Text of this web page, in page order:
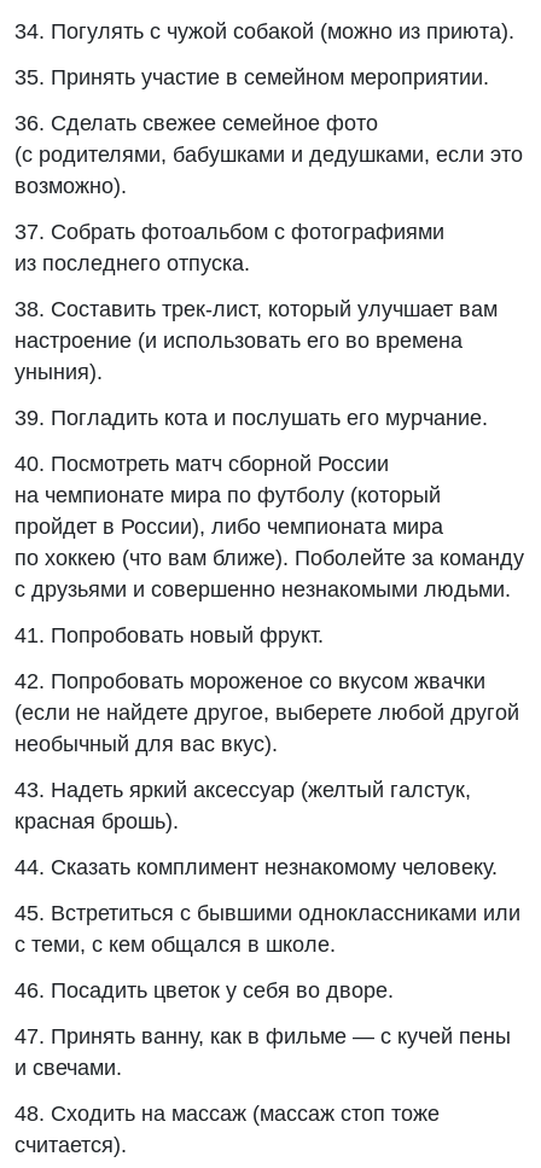
34. Погулять с чужой собакой (можно из приюта).
35. Принять участие в семейном мероприятии.
36. Сделать свежее семейное фото
(с родителями, бабушками и дедушками, если это
возможно).
37. Собрать фотоальбом с фотографиями
из последнего отпуска.
38. Составить трек-лист, который улучшает вам
настроение (и использовать его во времена
уныния).
39. Погладить кота и послушать его мурчание.
40. Посмотреть матч сборной России
на чемпионате мира по футболу (который
пройдет в России), либо чемпионата мира
по хоккею (что вам ближе). Поболейте за команду
с друзьями и совершенно незнакомыми людьми.
41. Попробовать новый фрукт.
42. Попробовать мороженое со вкусом жвачки
(если не найдете другое, выберете любой другой
необычный для вас вкус).
43. Надеть яркий аксессуар (желтый галстук,
красная брошь).
44. Сказать комплимент незнакомому человеку.
45. Встретиться с бывшими одноклассниками или
с теми, с кем общался в школе.
46. Посадить цветок у себя во дворе.
47. Принять ванну, как в фильме — с кучей пены
и свечами.
48. Сходить на массаж (массаж стоп тоже
считается).